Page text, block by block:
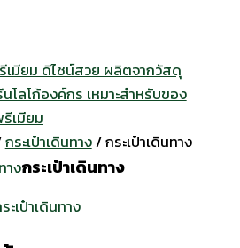
กระเป๋าเดินทาง/ กระเป๋าเดินทาง
างกระเป๋าเดินทาง
ะเป๋าเดินทาง